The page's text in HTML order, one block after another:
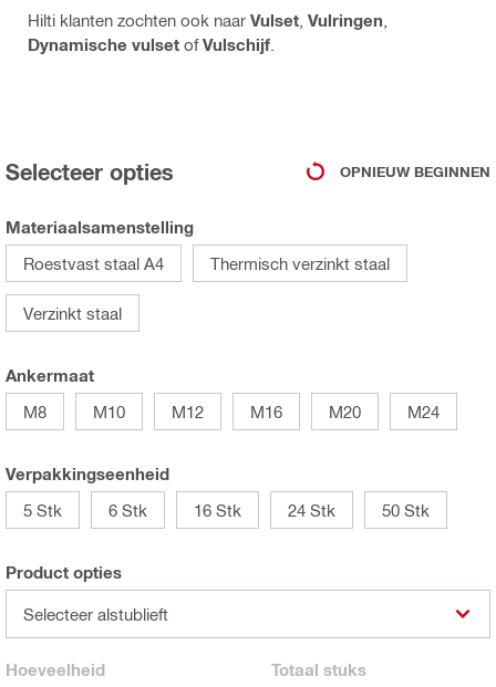
Hilti klanten zochten ook naar Vulset Vulringen
Dynamische vulset ofVulschijf
Selecteer opties OPNIEUW BEGINNEN
Materiaalsamenstelling
Roestvast staal A4
Thermisch verzinkt staal
Verzinkt staal
Ankermaat
M8
M10 M12 M16 M20 M24
Verpakkingseenheid
5 Stk
6 Stk 16 Stk 24 Stk 50 Stk
Product opties
Selecteer alstublieft
Hoeveelheid Totaal stuks